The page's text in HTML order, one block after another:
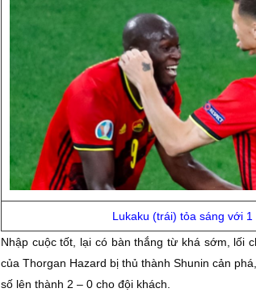
Lukaku (trái) tỏa sáng với 1
Nhập cuộc tốt, lại có bàn thắng từ khá sớm, lối
của Thorgan Hazard bị thủ thành Shunin cản
số lên thành 2 – 0 cho đội khách.